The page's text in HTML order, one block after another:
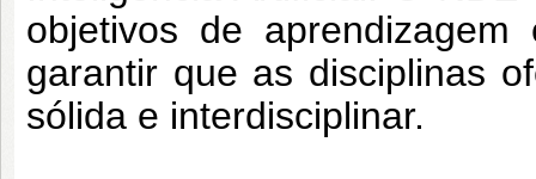
objetivos de
garantir que as disciplinas
sólida e interdisciplinar.